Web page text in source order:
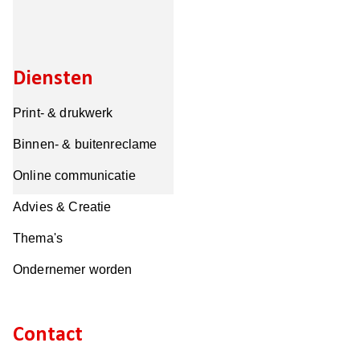
Diensten
Print- & drukwerk
Binnen- & buitenreclame
Online communicatie
Advies & Creatie
Thema's
Ondernemer worden
Contact